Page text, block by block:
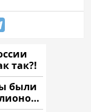
так?!
были